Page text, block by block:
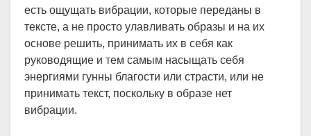
есть ощущать вибрации, которые переданы в
тексте, а не просто улавливать образы и на их
основе решить, принимать их в себя как
руководящие и тем самым насыщать себя
энергиями гунны благости или страсти, или не
принимать текст, поскольку в образе нет
вибрации.